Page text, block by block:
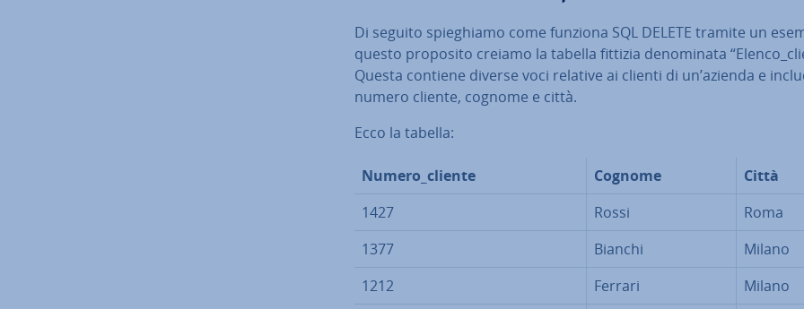
Di seguito spie­ghia­mo come funziona SQL DELETE tramite un
questo proposito creiamo la tabella fittizia de­no­mi­na­ta
Questa contiene diverse voci relative ai clienti di un’azienda e
numero cliente, cognome e città.
Ecco la tabella:
Numero_cliente Cognome
Città
1427
Rossi
Roma
1377
Bianchi
Milano
1212
Ferrari
Milano